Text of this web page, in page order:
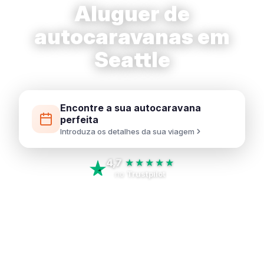
Aluguer de
autocaravanas em
Seattle
Encontre a sua autocaravana
perfeita
Introduza os detalhes da sua viagem
4,7 ★★★★★
Trustpilot